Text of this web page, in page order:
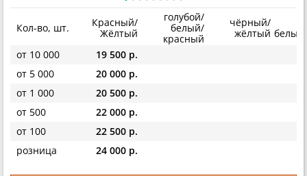
Кол-во, шт.
Красный/
Жёлтый
голубой/
белый/
красный
чёрный/
жёлтый
от 10 000
19 500 р.
от 5 000
20 000 р.
от 1 000
20 500 р.
от 500
22 000 р.
от 100
22 500 р.
розница
24 000 р.